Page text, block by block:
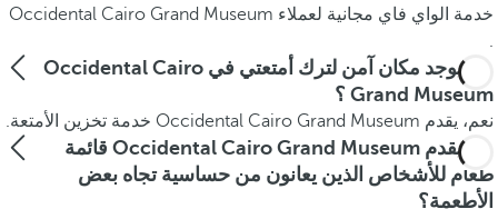
خدمة الواي فاي مجانية لعملاء Occidental Cairo Grand Museum
.
هل يوجد مكان آمن لترك أمتعتي في Occidental Cairo
Grand Museum ؟
نعم، يقدم Occidental Cairo Grand Museum خدمة تخزين الأمتعة.
هل يقدم Occidental Cairo Grand Museum قائمة
طعام للأشخاص الذين يعانون من حساسية تجاه بعض
الأطعمة؟